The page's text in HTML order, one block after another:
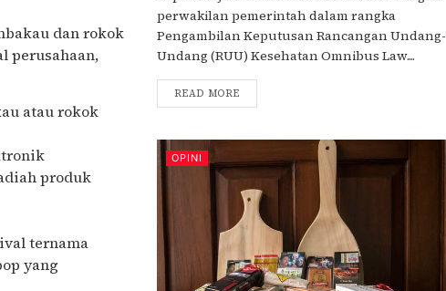
dan rokok
perusahaan,
atau rokok
produk
ternama
yang
perwakilan pemerintah dalam rangka
Pengambilan Keputusan Rancangan Undang-
Undang (RUU) Kesehatan Omnibus Law....
READ MORE
OPINI